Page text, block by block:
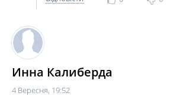
Инна Калиберда
4 Вересня, 19:52